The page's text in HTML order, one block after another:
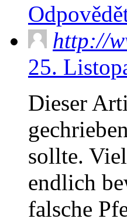
http://
25.
Dieser
sollte.
endlich
falsche